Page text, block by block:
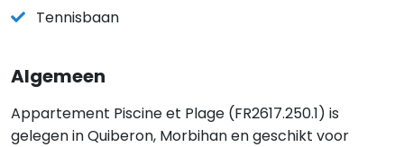
Tennisbaan
Algemeen
Appartement Piscine et Plage (FR2617.250.1) is
gelegen in Quiberon, Morbihan en geschikt voor